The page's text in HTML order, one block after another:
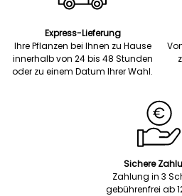
Express-Lieferung
Ihre Pflanzen bei Ihnen zu Hause
innerhalb von 24 bis 48 Stunden
oder zu einem Datum Ihrer Wahl.
Sichere
Zahlung in 3
gebührenfrei ab